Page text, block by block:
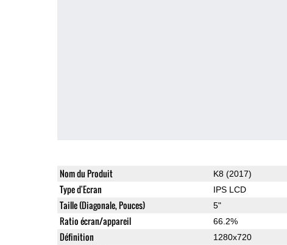
Nom du Produit K8 (2017)
Type d'Ecran IPS LCD
Taille (Diagonale, Pouces) 5"
Ratio écran/appareil 66.2%
Définition 1280x720